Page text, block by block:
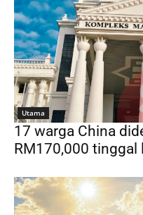
Utama
17 warga China
RM170,000 tinggal